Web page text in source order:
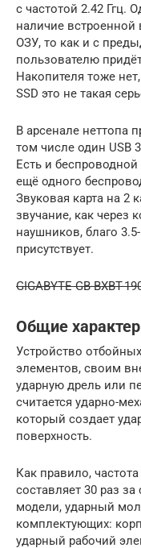
с частотой 2.42 Ггц.
наличие встроенной
ОЗУ, то как и с
пользователю
Накопителя тоже
SSD это не такая
В арсенале неттопа
том числе один USB
Есть и
ещё одного
Звуковая карта на 2
звучание, как через
наушников, благо
присутствует.
GIGABYTE GB-BXBT-
Общие
Устройство
элементов, своим
ударную дрель или
считается ударно-
который создает
поверхность.
Как правило,
составляет 30 раз
модели, ударный
комплектующих:
ударный рабочий